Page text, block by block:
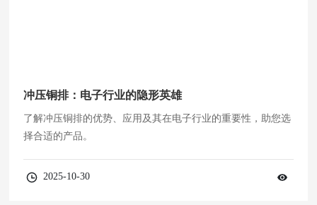
冲压铜排：电子行业的隐形英雄
了解冲压铜排的优势、应用及其在电子行业的重要性，助您选
择合适的产品。
2025-10-30